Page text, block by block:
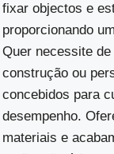
fixar objectos e
proporcionando
Quer necessite
construção ou
concebidos para
desempenho.
materiais e